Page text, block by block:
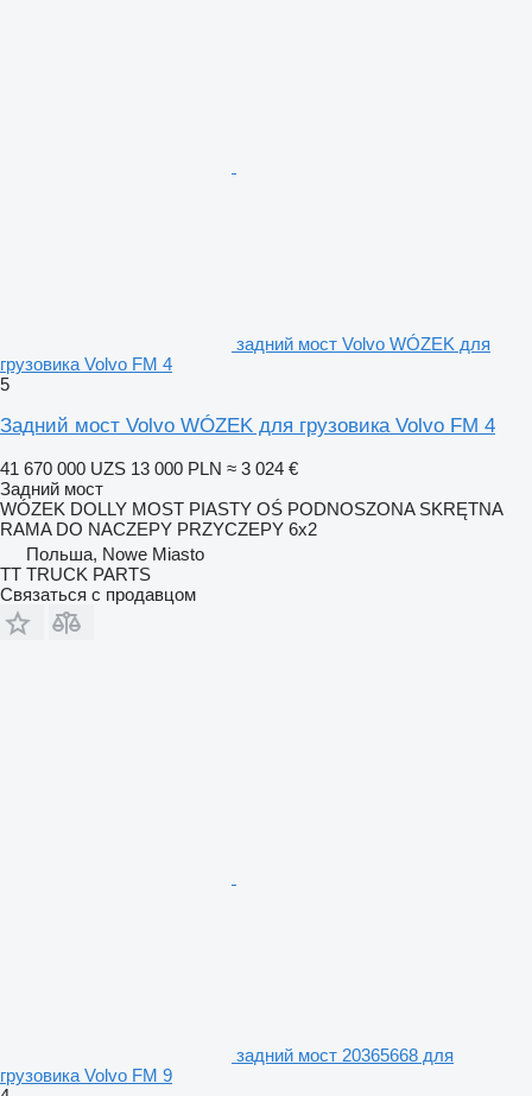
задний мост Volvo WÓZEK для
грузовика Volvo FM 4
5
Задний мост Volvo WÓZEK для грузовика Volvo FM 4
41 670 000 UZS 13 000 PLN ≈ 3 024 €
Задний мост
WÓZEK DOLLY MOST PIASTY OŚ PODNOSZONA SKRĘTNA
RAMA DO NACZEPY PRZYCZEPY 6x2
Польша, Nowe Miasto
TT TRUCK PARTS
Связаться с продавцом
задний мост 20365668 для
грузовика Volvo FM 9